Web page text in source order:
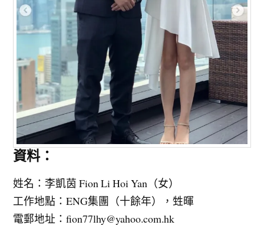
資料：
姓名：李凱茵 Fion Li Hoi Yan（女）
工作地點：ENG集團（十餘年），甡暉
電郵地址：fion77lhy@yahoo.com.hk